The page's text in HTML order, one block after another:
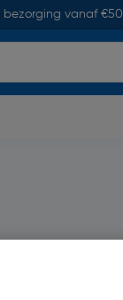
bezorging vanaf €50